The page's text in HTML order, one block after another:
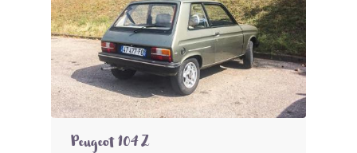
Peugeot 104 Z